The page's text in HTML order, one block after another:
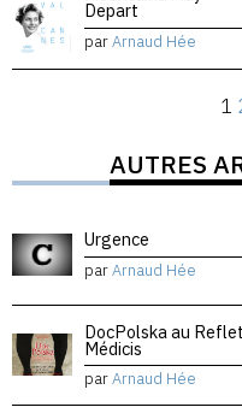
Depart
parArnaud Hée
1
AUTRES
Urgence
parArnaud Hée
DocPolska au Reflet
Médicis
parArnaud Hée